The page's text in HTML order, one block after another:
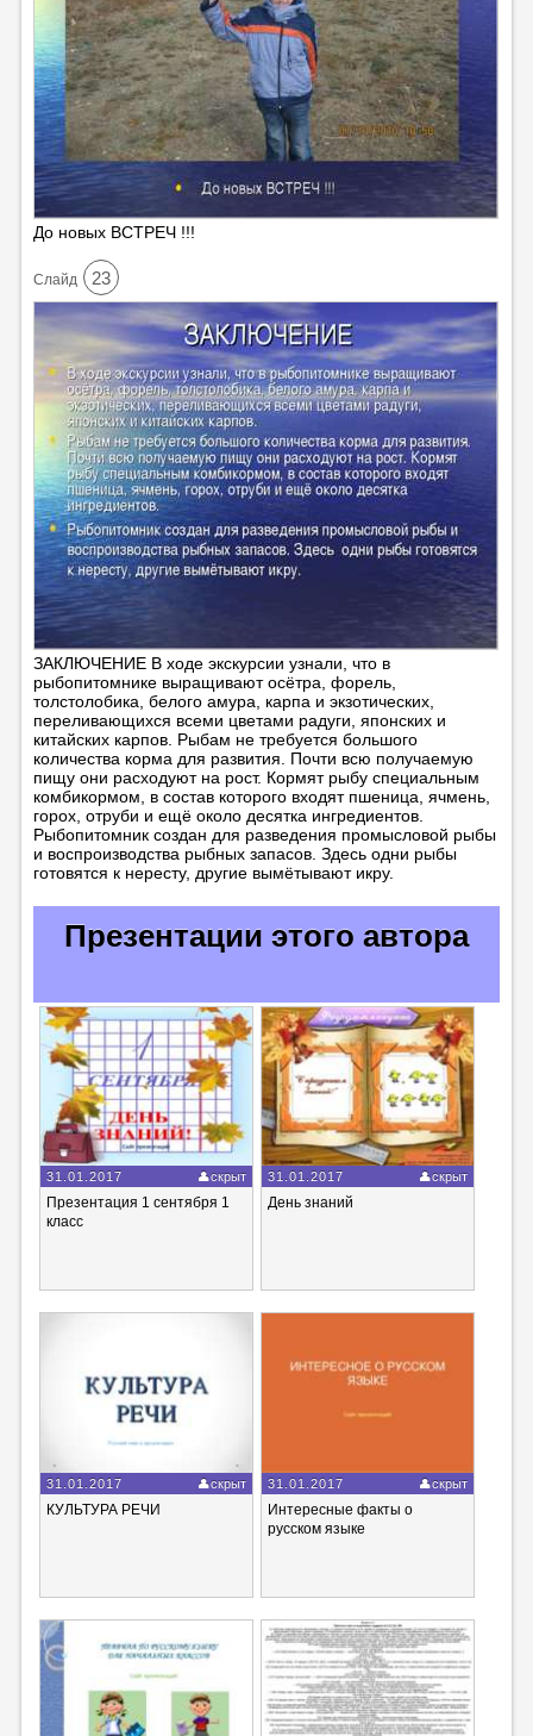
До новых ВСТРЕЧ !!!
Cлайд 23
ЗАКЛЮЧЕНИЕ В ходе экскурсии узнали, что в
рыбопитомнике выращивают осётра, форель,
толстолобика, белого амура, карпа и экзотических,
переливающихся всеми цветами радуги, японских и
китайских карпов. Рыбам не требуется большого
количества корма для развития. Почти всю получаемую
пищу они расходуют на рост. Кормят рыбу специальным
комбикормом, в состав которого входят пшеница, ячмень,
горох, отруби и ещё около десятка ингредиентов.
Рыбопитомник создан для разведения промысловой рыбы
и воспроизводства рыбных запасов. Здесь одни рыбы
готовятся к нересту, другие вымётывают икру.
Презентации этого автора
31.01.2017 скрыт
Презентация 1 сентября 1
класс
31.01.2017 скрыт
День знаний
31.01.2017 скрыт
КУЛЬТУРА РЕЧИ
31.01.2017 скрыт
Интересные факты о
русском языке